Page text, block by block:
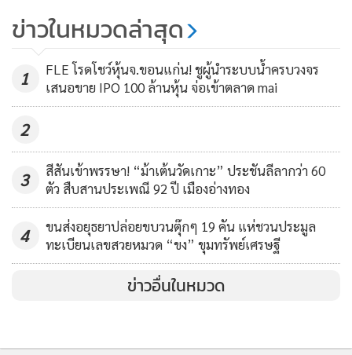
ปฏิบัติการส่งเสริมการลดก๊าซเรือนกระจก เพื่อผลักดันการลด
ก๊าซเรือนกระจกสำหรับภาคอุตสาหกรรมในพื้นที่ EEC สำรวจ
เทคโนโลยีในการผลิตของโรงงาน และจัดการฝึกอบรมถ่ายทอด
องค์ความรู้ด้านเทคโนโลยีคาร์บอนต่ำให้แก่ภาคอุตสาหกรรมให้
สามารถลดก๊าซเรือนกระจกในพื้นที่อย่างมีประสิทธิภาพ ตลอด
จนจัดทำเกณฑ์ประเมินความพร้อมการเป็นอุตสาหกรรม
คาร์บอนต่ำ
แพร่ข้อมูลที่เกี่ยวกับการลดก๊าซเรือนกระจกในพื้นที่ เพื่อเป็น
แนวทางในการขยายผลการพัฒนาอุตสาหกรรมคาร์บอนต่ำใน
พื้นที่ EEC สนับสนุนประเทศไทยสู่การเป็นเศรษฐกิจและสังคม
คาร์บอนต่ำที่เป็นมิตรต่อสิ่งแวดล้อม
231
ปีงบ 63 TGO หนุนผปก.ร่วมลดก๊าซ
เรือนกระจก มากกว่า 3.92 ล้านตัน
คาร์บอนไดออกไซด์เทียบเท่า
ข่าวในหมวดล่าสุด
1
FLE โรดโชว์หุ้นจ.ขอนแก่น! ชูผู้นำระบบน้ำครบวงจร
เสนอขาย IPO 100 ล้านหุ้น จ่อเข้าตลาด mai
2
3
สีสันเข้าพรรษา! “ม้าเต้นวัดเกาะ” ประชันลีลากว่า 60
ตัว สืบสานประเพณี 92 ปี เมืองอ่างทอง
4
ขนส่งอยุธยาปล่อยขบวนตุ๊กๆ 19 คัน แห่ชวนประมูล
ทะเบียนเลขสวยหมวด “ขง” ขุมทรัพย์เศรษฐี
ข่าวอื่นในหมวด